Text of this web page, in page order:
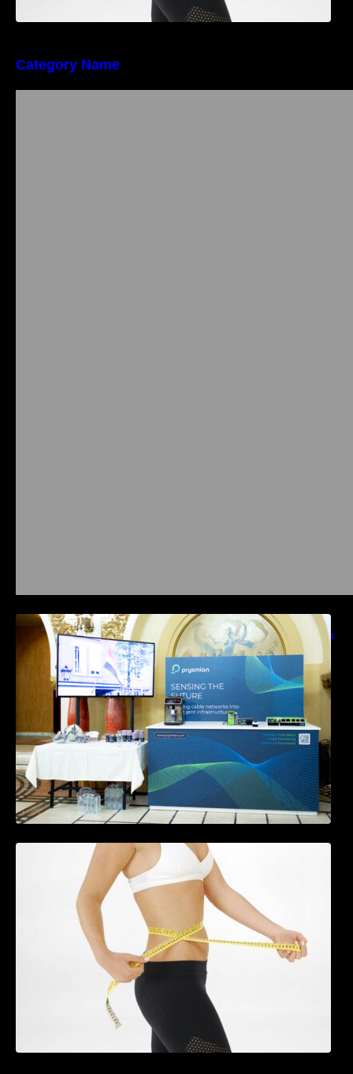
Category Name
Prysmian aduce la COMM26 tehnologii de
sensing si Digital Energy pentru monitorizarea
in timp real a infrastrucrutilor critice
Tratamentul Wegovy® generează o scădere
în greutate de până la 22,6% la femei în
perioada menopauzei și reduce la jumătate
riscul de migrene